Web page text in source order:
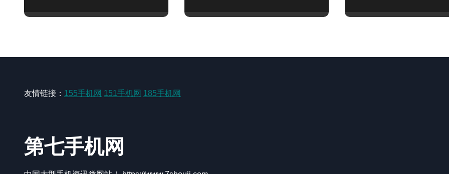
友情链接： 155手机网 151手机网 185手机网
第七手机网